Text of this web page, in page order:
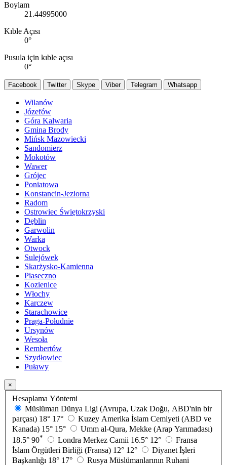
Boylam
21.44995000
Kıble Açısı
0°
Pusula için kıble açısı
0°
Facebook Twitter Skype Viber Telegram Whatsapp
Wilanów
Józefów
Góra Kalwaria
Gmina Brody
Mińsk Mazowiecki
Sandomierz
Mokotów
Wawer
Grójec
Poniatowa
Konstancin-Jeziorna
Radom
Ostrowiec Świętokrzyski
Dęblin
Garwolin
Warka
Otwock
Sulejówek
Skarżysko-Kamienna
Piaseczno
Kozienice
Włochy
Karczew
Starachowice
Praga-Południe
Ursynów
Wesoła
Rembertów
Szydłowiec
Puławy
×
Hesaplama Yöntemi
Müslüman Dünya Ligi (Avrupa, Uzak Doğu, ABD'nin bir
parçası) 18° 17°
Kuzey Amerika İslam Cemiyeti (ABD ve
Kanada) 15° 15°
Umm al-Qura, Mekke (Arap Yarımadası)
18.5° 90* Londra Merkez Camii 16.5° 12°
Fransa
İslam Örgütleri Birliği (Fransa) 12° 12°
Diyanet İşleri
Başkanlığı 18° 17° Rusya Müslümanlarının Ruhani